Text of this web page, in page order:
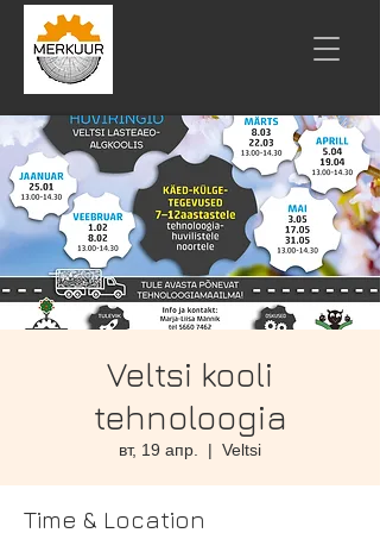
Veltsi kooli
tehnoloogia
вт, 19 апр.
  |
Veltsi
Time & Location